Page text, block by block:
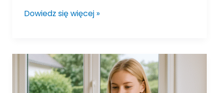
Dowiedz się więcej »
Refinansowanie
chwilówki
–